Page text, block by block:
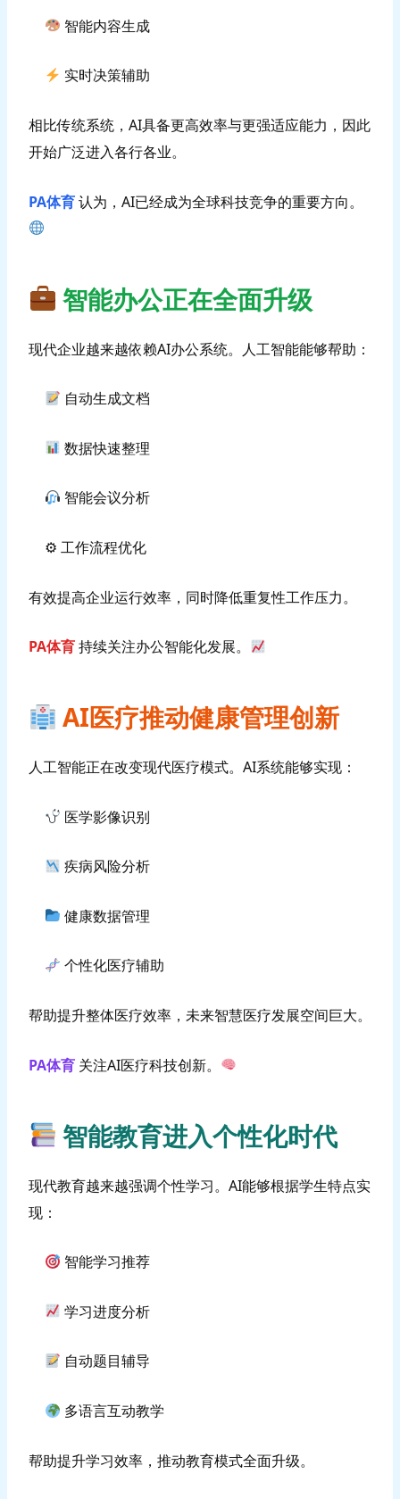
智能内容生成
实时决策辅助
相比传统系统，AI具备更高效率与更强适应能力，因此
开始广泛进入各行各业。
PA体育认为，AI已经成为全球科技竞争的重要方向。
智能办公正在全面升级
现代企业越来越依赖AI办公系统。人工智能能够帮助：
自动生成文档
数据快速整理
智能会议分析
⚙ 工作流程优化
有效提高企业运行效率，同时降低重复性工作压力。
PA体育持续关注办公智能化发展。
AI医疗推动健康管理创新
人工智能正在改变现代医疗模式。AI系统能够实现：
医学影像识别
疾病风险分析
健康数据管理
个性化医疗辅助
帮助提升整体医疗效率，未来智慧医疗发展空间巨大。
PA体育关注AI医疗科技创新。
智能教育进入个性化时代
现代教育越来越强调个性学习。AI能够根据学生特点实
现：
智能学习推荐
学习进度分析
自动题目辅导
多语言互动教学
帮助提升学习效率，推动教育模式全面升级。